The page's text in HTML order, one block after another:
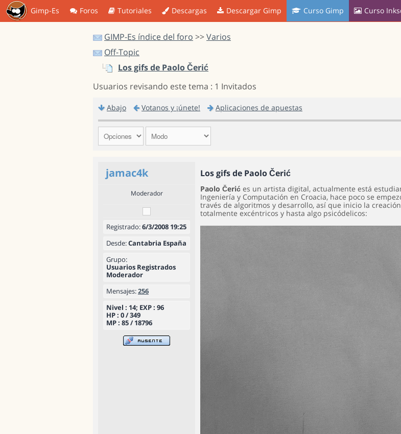
Gimp-Es Foros Tutoriales Descargas Descargar Gimp Curso Gimp Curso
GIMP-Es índice del foro >>Varios
Off-Topic
Los gifs de Paolo Čerić
Usuarios revisando este tema : 1 Invitados
Abajo Votanos y ¡únete! Aplicaciones de apuestas
jamac4k Los gifs de Paolo Čerić
Moderador
Registrado:6/3/2008 19:25
Desde:Cantabria España
Grupo:
Usuarios Registrados
Moderador
Mensajes:256
Nivel : 14; EXP : 96
HP : 0 / 349
MP : 85 / 18796
Paolo Čerić es un artista digital, actualmente está
Ingeniería y Computación en Croacia, hace poco se
través de algoritmos y desarrollo, así que inicio la
totalmente excéntricos y hasta algo psicódelicos: